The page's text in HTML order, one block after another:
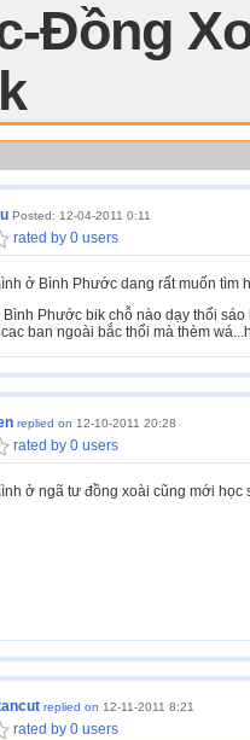
Đồng
Posted: 12-04-2011 0:11
rated by 0 users
ở Bình Phước dang rất muốn tìm
Phước bik chỗ nào dạy thổi
ban ngoài bắc thổi mà thèm
replied on 12-10-2011 20:28
rated by 0 users
ở ngã tư đồng xoài cũng mới học
replied on 12-11-2011 8:21
rated by 0 users